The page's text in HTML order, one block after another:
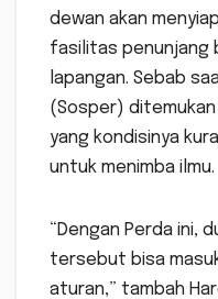
dewan akan
fasilitas penunjang
lapangan. Sebab
(Sosper)
yang kondisinya
untuk menimba ilmu.
“Dengan Perda ini,
tersebut bisa
aturan,” tambah